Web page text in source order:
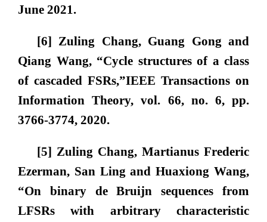
June 2021.
[6] Zuling Chang, Guang Gong and
Qiang Wang, “Cycle structures of a class
of cascaded FSRs,”IEEE Transactions on
Information Theory, vol. 66, no. 6, pp.
3766-3774, 2020.
[5] Zuling Chang, Martianus Frederic
Ezerman, San Ling and Huaxiong Wang,
“On binary de Bruijn sequences from
LFSRs with arbitrary characteristic